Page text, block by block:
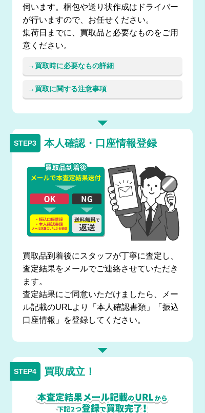
伺います。梱包や送り状作成はドライバー
が行いますので、お任せください。
集荷日までに、買取品と必要なものをご用
意ください。
買取時に必要なもの詳細
買取に関する注意事項
本人確認・口座情報登録
買取品到着後にスタッフが丁寧に査定し、
査定結果をメールでご連絡させていただき
ます。
査定結果にご同意いただけましたら、メー
ル記載のURLより「本人確認書類」「振込
口座情報」を登録してください。
買取成立！